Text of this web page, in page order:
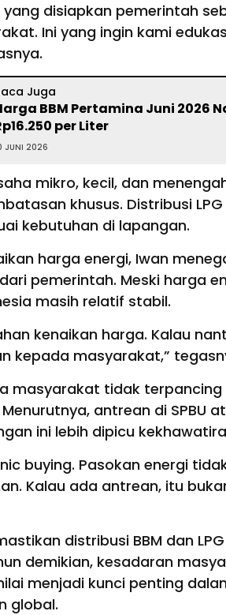
disiapkan pemerintah
Ini yang ingin kami
Juga
BBM Pertamina Juni 2026
per Liter
JUNI 2026
mikro, kecil, dan
khusus. Distribusi
kebutuhan di lapangan.
harga energi, Iwan
pemerintah. Meski harga
masih relatif stabil.
kenaikan harga. Kalau
kepada masyarakat,”
masyarakat tidak terpancing
antrean di SPBU
ini lebih dipicu
buying. Pasokan energi
Kalau ada antrean, itu
distribusi BBM dan
demikian, kesadaran
menjadi kunci penting
global.